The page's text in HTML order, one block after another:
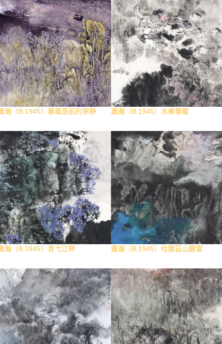
瀚（B.1945）暴風雨前的寧靜 蕭瀚（B.1945）水鄉春暖
瀚（B.1945）青弋江畔 蕭瀚（B.1945）哈爾茲山聽雷